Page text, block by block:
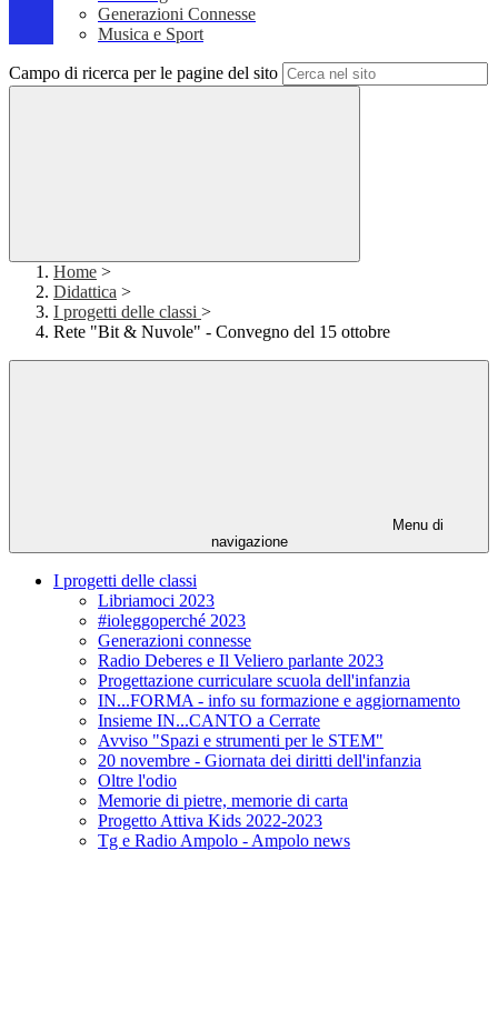
Generazioni Connesse
Musica e Sport
Campo di ricerca per le pagine del sito
Home >
Didattica >
I progetti delle classi >
Rete "Bit & Nuvole" - Convegno del 15 ottobre
Menu di
navigazione
I progetti delle classi
Libriamoci 2023
#ioleggoperché 2023
Generazioni connesse
Radio Deberes e Il Veliero parlante 2023
Progettazione curriculare scuola dell'infanzia
IN...FORMA - info su formazione e aggiornamento
Insieme IN...CANTO a Cerrate
Avviso "Spazi e strumenti per le STEM"
20 novembre - Giornata dei diritti dell'infanzia
Oltre l'odio
Memorie di pietre, memorie di carta
Progetto Attiva Kids 2022-2023
Tg e Radio Ampolo - Ampolo news